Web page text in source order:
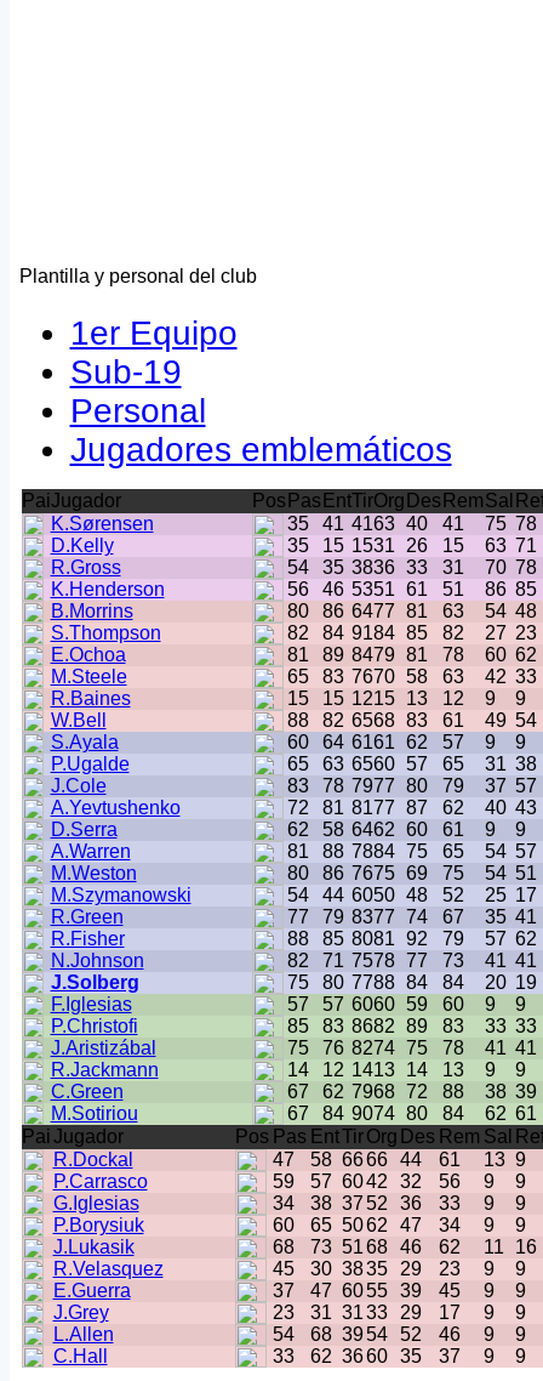
Plantilla y personal del club
1er Equipo
Sub-19
Personal
Jugadores emblemáticos
PaiJugador Pos Pas EntTirOrg Des RemSal
K.Sørensen
35 41 4163 40 41 75 78
D.Kelly
35 15 1531 26 15 63 71
R.Gross
54 35 3836 33 31 70 78
K.Henderson
56 46 5351 61 51 86 85
B.Morrins
80 86 6477 81 63 54 48
S.Thompson
82 84 9184 85 82 27 23
E.Ochoa
81 89 8479 81 78 60 62
M.Steele
65 83 7670 58 63 42 33
R.Baines
15 15 1215 13 12 9
9
W.Bell
88 82 6568 83 61 49 54
S.Ayala
60 64 6161 62 57 9
9
P.Ugalde
65 63 6560 57 65 31 38
J.Cole
83 78 7977 80 79 37 57
A.Yevtushenko
72 81 8177 87 62 40 43
D.Serra
62 58 6462 60 61 9
9
A.Warren
81 88 7884 75 65 54 57
M.Weston
80 86 7675 69 75 54 51
M.Szymanowski
54 44 6050 48 52 25 17
R.Green
77 79 8377 74 67 35 41
R.Fisher
88 85 8081 92 79 57 62
N.Johnson
82 71 7578 77 73 41 41
J.Solberg
75 80 7788 84 84 20 19
F.Iglesias
57 57 6060 59 60 9
9
P.Christofi
85 83 8682 89 83 33 33
J.Aristizábal
75 76 8274 75 78 41 41
R.Jackmann
14 12 1413 14 13 9
9
C.Green
67 62 7968 72 88 38 39
M.Sotiriou
67 84 9074 80 84 62 61
PaiJugador Pos Pas EntTir Org Des Rem Sal
R.Dockal
47 58 6666 44 61 13 9
P.Carrasco
59 57 6042 32 56 9
9
G.Iglesias
34 38 3752 36 33 9
9
P.Borysiuk
60 65 5062 47 34 9
9
J.Lukasik
68 73 5168 46 62 11
16
R.Velasquez
45 30 3835 29 23 9
9
E.Guerra
37 47 6055 39 45 9
9
J.Grey
23 31 3133 29 17 9
9
L.Allen
54 68 3954 52 46 9
9
C.Hall
33 62 3660 35 37 9 9